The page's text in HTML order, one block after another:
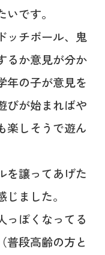
です。
ッチボール、鬼
るか意見が分か
年の子が意見を
びが始まればや
楽しそうで遊ん
譲ってあげた
ました。
っぽくなってる
普段高齢の方と